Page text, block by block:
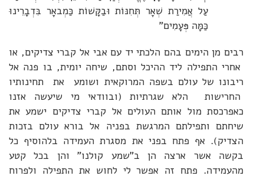
עַל אֲמִירַת שְׁאָר תְּחִנּוֹת וּבַקָּשׁוֹת כַּמְבאָר בִּדְבָרֵינוּ
כַּמָּה פְּעָמִים"
רבים מן הימים בהם הלכתי יד עם אבי אל קברי צדיקים, או
אחרי התפילה ליד ההיכל וסתם, שיחה יומית, בו פנה אל
ריבונו של עולם בשפה המרוקאית ושומע את תחינותיו
החרישות הלא שגרתיות (ובוודאי מי שיעשה אזנו
כאפרכסת מול אותם העולים אל קברי צדיקים ישמע את
שיחתם ותפילתם המרגשת בפניה אל בורא עולם בזכות
הצדיק). אף פתח בפני את מסגרת העמידה בלהוסיף כל
בקשה אשר ארצה הן ב"שמע קולנו" והן בכל קטע
מהעמידה. פתח זה אפשר לי לחוש את התפילה ולפרוח